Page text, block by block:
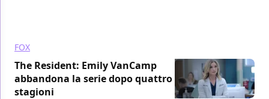
FOX
The Resident: Emily VanCamp
abbandona la serie dopo quattro
stagioni